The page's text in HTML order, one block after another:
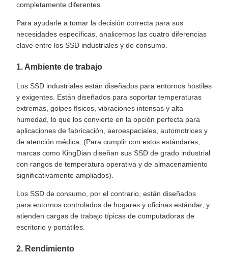
completamente diferentes.
Para ayudarle a tomar la decisión correcta para sus
necesidades específicas, analicemos las cuatro diferencias
clave entre los SSD industriales y de consumo.
1. Ambiente de trabajo
Los SSD industriales están diseñados para entornos hostiles
y exigentes. Están diseñados para soportar temperaturas
extremas, golpes físicos, vibraciones intensas y alta
humedad, lo que los convierte en la opción perfecta para
aplicaciones de fabricación, aeroespaciales, automotrices y
de atención médica. (Para cumplir con estos estándares,
marcas como KingDian diseñan sus SSD de grado industrial
con rangos de temperatura operativa y de almacenamiento
significativamente ampliados).
Los SSD de consumo, por el contrario, están diseñados
para entornos controlados de hogares y oficinas estándar, y
atienden cargas de trabajo típicas de computadoras de
escritorio y portátiles.
2. Rendimiento